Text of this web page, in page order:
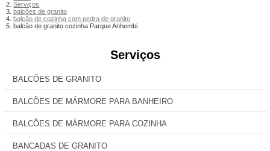
Serviços
balcões de granito
balcão de cozinha com pedra de granito
balcão de granito cozinha Parque Anhembi
Serviços
BALCÕES DE GRANITO
BALCÕES DE MÁRMORE PARA BANHEIRO
BALCÕES DE MÁRMORE PARA COZINHA
BANCADAS DE GRANITO